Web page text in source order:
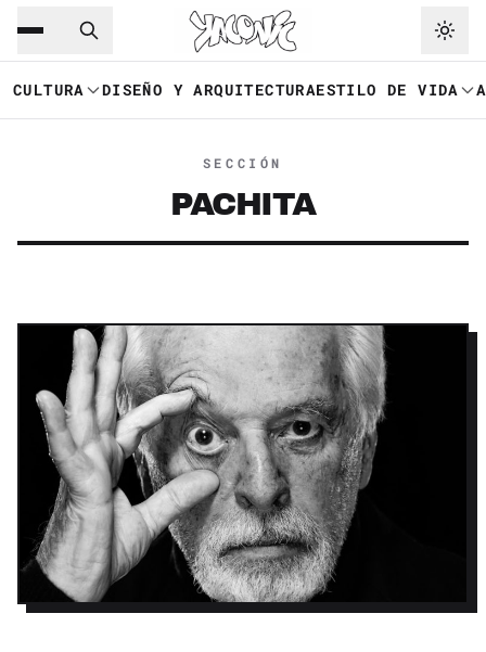
Saltar al contenido principal
CULTURA DISEÑO Y ARQUITECTURAESTILO DE VIDA
SECCIÓN
PACHITA